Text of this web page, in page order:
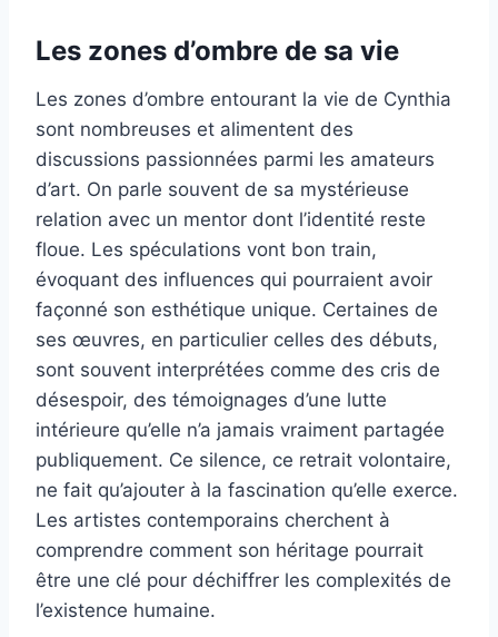
Les zones d’ombre de sa vie
Les zones d’ombre entourant la vie de Cynthia
sont nombreuses et alimentent des
discussions passionnées parmi les amateurs
d’art. On parle souvent de sa mystérieuse
relation avec un mentor dont l’identité reste
floue. Les spéculations vont bon train,
évoquant des influences qui pourraient avoir
façonné son esthétique unique. Certaines de
ses œuvres, en particulier celles des débuts,
sont souvent interprétées comme des cris de
désespoir, des témoignages d’une lutte
intérieure qu’elle n’a jamais vraiment partagée
publiquement. Ce silence, ce retrait volontaire,
ne fait qu’ajouter à la fascination qu’elle exerce.
Les artistes contemporains cherchent à
comprendre comment son héritage pourrait
être une clé pour déchiffrer les complexités de
l’existence humaine.